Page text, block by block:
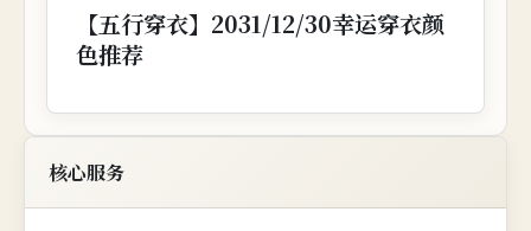
【五行穿衣】2031/12/30幸运穿衣颜
色推荐
核心服务